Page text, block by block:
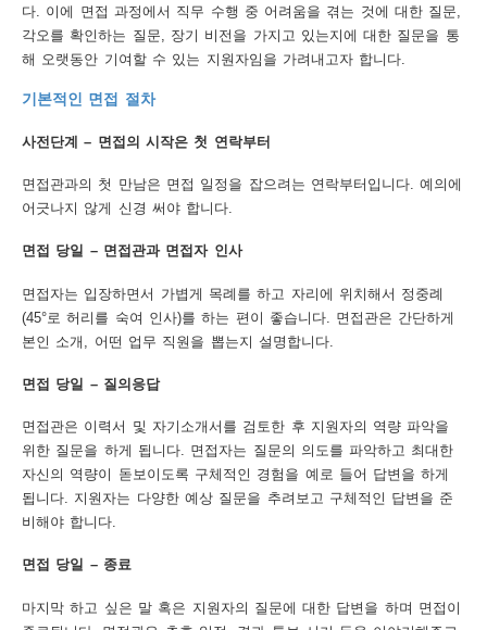
다. 이에 면접 과정에서 직무 수행 중 어려움을 겪는 것에 대한 질문,
각오를 확인하는 질문, 장기 비전을 가지고 있는지에 대한 질문을 통
해 오랫동안 기여할 수 있는 지원자임을 가려내고자 합니다.
기본적인 면접 절차
사전단계 – 면접의 시작은 첫 연락부터
면접관과의 첫 만남은 면접 일정을 잡으려는 연락부터입니다. 예의에
어긋나지 않게 신경 써야 합니다.
면접 당일 – 면접관과 면접자 인사
면접자는 입장하면서 가볍게 목례를 하고 자리에 위치해서 정중례
(45°로 허리를 숙여 인사)를 하는 편이 좋습니다. 면접관은 간단하게
본인 소개, 어떤 업무 직원을 뽑는지 설명합니다.
면접 당일 – 질의응답
면접관은 이력서 및 자기소개서를 검토한 후 지원자의 역량 파악을
위한 질문을 하게 됩니다. 면접자는 질문의 의도를 파악하고 최대한
자신의 역량이 돋보이도록 구체적인 경험을 예로 들어 답변을 하게
됩니다. 지원자는 다양한 예상 질문을 추려보고 구체적인 답변을 준
비해야 합니다.
면접 당일 – 종료
마지막 하고 싶은 말 혹은 지원자의 질문에 대한 답변을 하며 면접이